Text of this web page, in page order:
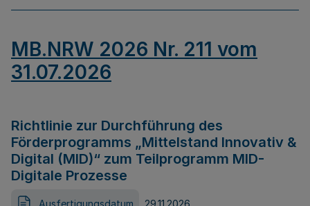
MB.NRW 2026 Nr. 211 vom
31.07.2026
Richtlinie zur Durchführung des
Förderprogramms „Mittelstand Innovativ &
Digital (MID)“ zum Teilprogramm MID-
Digitale Prozesse
Ausfertigungsdatum 29.11.2026